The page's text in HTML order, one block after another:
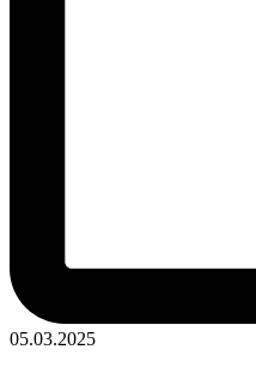
05.03.2025